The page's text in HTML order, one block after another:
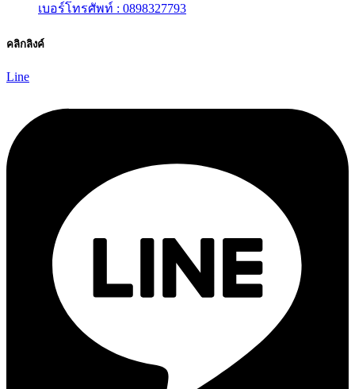
เบอร์โทรศัพท์ : 0898327793
คลิกลิงค์
Line